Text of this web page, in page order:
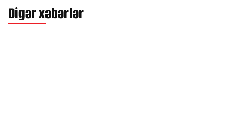
Digər xəbərlər